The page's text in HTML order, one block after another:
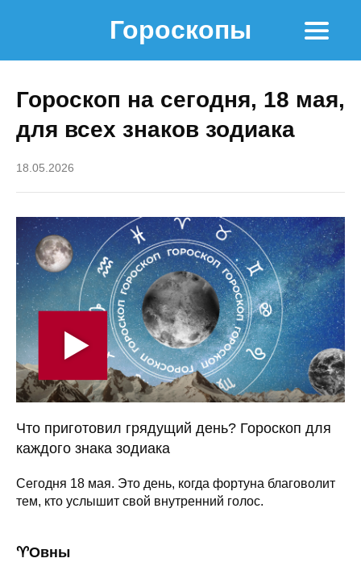
Гороскопы
Гороскоп на сегодня, 18 мая,
для всех знаков зодиака
18.05.2026
Что приготовил грядущий день? Гороскоп для
каждого знака зодиака
Сегодня 18 мая. Это день, когда фортуна благоволит
тем, кто услышит свой внутренний голос.
♈️Овны